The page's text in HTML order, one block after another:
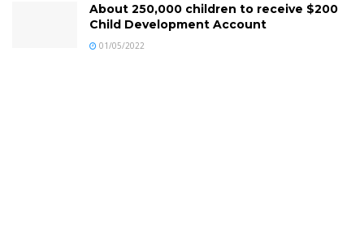
About 250,000 children to receive $200
Child Development Account
01/05/2022